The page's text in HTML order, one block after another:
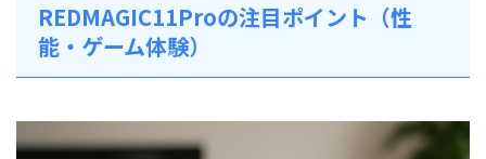
REDMAGIC11Proの注目ポイント（性
能・ゲーム体験）